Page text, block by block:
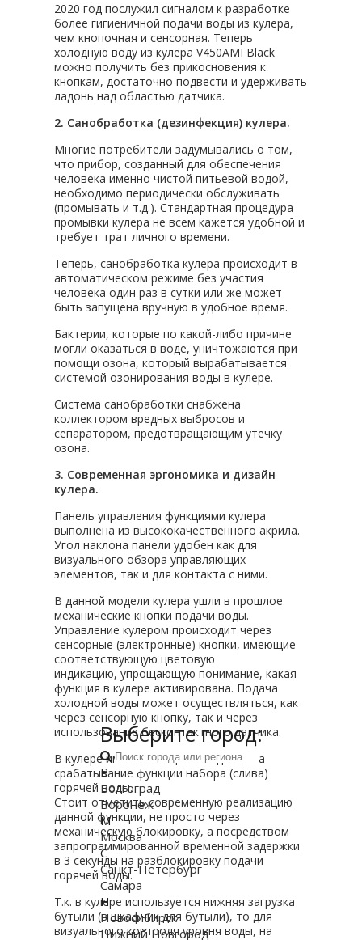
2020 год послужил сигналом к разработке
более гигиеничной подачи воды из кулера,
чем кнопочная и сенсорная. Теперь
холодную воду из кулера V450AMI Black
можно получить без прикосновения к
кнопкам, достаточно подвести и удерживать
ладонь над областью датчика.
2. Санобработка (дезинфекция) кулера.
Многие потребители задумывались о том,
что прибор, созданный для обеспечения
человека именно чистой питьевой водой,
необходимо периодически обслуживать
(промывать и т.д.). Стандартная процедура
промывки кулера не всем кажется удобной и
требует трат личного времени.
Теперь, санобработка кулера происходит в
автоматическом режиме без участия
человека один раз в сутки или же может
быть запущена вручную в удобное время.
Бактерии, которые по какой-либо причине
могли оказаться в воде, уничтожаются при
помощи озона, который вырабатывается
системой озонирования воды в кулере.
Система санобработки снабжена
коллектором вредных выбросов и
сепаратором, предотвращающим утечку
озона.
3. Современная эргономика и дизайн
кулера.
Панель управления функциями кулера
выполнена из высококачественного акрила.
Угол наклона панели удобен как для
визуального обзора управляющих
элементов, так и для контакта с ними.
В данной модели кулера ушли в прошлое
механические кнопки подачи воды.
Управление кулером происходит через
сенсорные (электронные) кнопки, имеющие
соответствующую цветовую
индикацию, упрощающую понимание, какая
функция в кулере активирована. Подача
холодной воды может осуществляться, как
через сенсорную кнопку, так и через
использование бесконтактного датчика.
В кулере имеется защита от детей на
срабатывание функции набора (слива)
горячей воды.
Стоит отметить современную реализацию
данной функции, не просто через
механическую блокировку, а посредством
запрограммированной временной задержки
в 3 секунды на разблокировку подачи
горячей воды.
Т.к. в кулере используется нижняя загрузка
бутыли (в шкафчик для бутыли), то для
визуального контроля уровня воды, на
Выберите город:
В
Волгоград
Воронеж
М
Москва
С
Санкт-Петербург
Самара
Н
Новосибирск
Нижний Новгород